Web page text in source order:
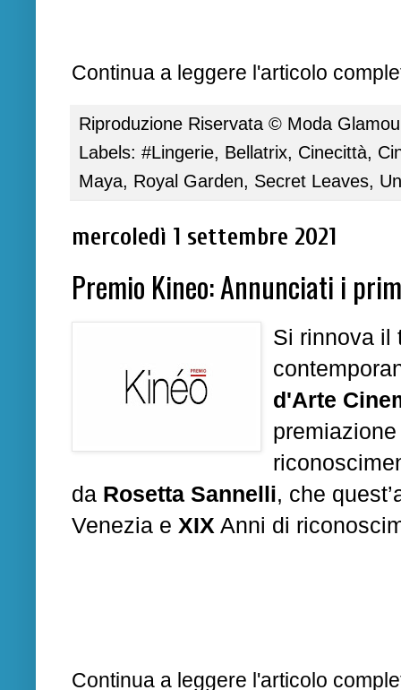
Continua a leggere l'articolo
Riproduzione Riservata © Moda
Labels: #Lingerie, Bellatrix, Cinecittà,
Maya, Royal Garden, Secret Leaves,
mercoledì 1 settembre 2021
Premio Kineo: Annunciati i
Si rinnova il
d'Arte
da Rosetta Sannelli, che
Venezia e XIX Anni di
Continua a leggere l'articolo